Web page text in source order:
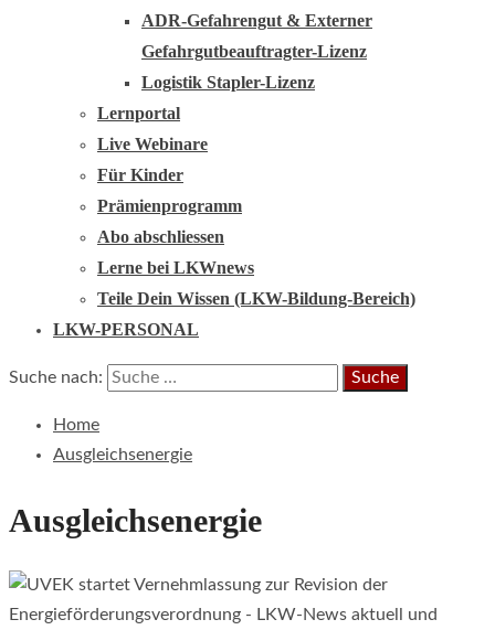
ADR-Gefahrengut & Externer
Gefahrgutbeauftragter-Lizenz
Logistik Stapler-Lizenz
Lernportal
Live Webinare
Für Kinder
Prämienprogramm
Abo abschliessen
Lerne bei LKWnews
Teile Dein Wissen (LKW-Bildung-Bereich)
LKW-PERSONAL
Suche nach:
Home
Ausgleichsenergie
Ausgleichsenergie